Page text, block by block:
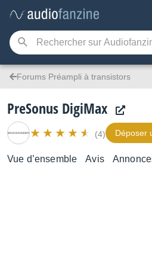
Forums Préampli à transistors
PreSonus DigiMax
(4) Déposer
Vue d’ensemble Avis